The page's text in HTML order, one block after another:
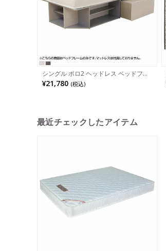
シングル ポロ2 ヘッドレス ベッドフレ
ーム 収納ボックス付き 棚板付き シング
ルベッド 寝室 1年保証
¥21,780 (税込)
最近チェックしたアイテム